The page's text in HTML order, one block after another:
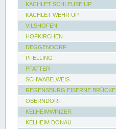
KACHLET SCHLEUSE UP
KACHLET WEHR UP
VILSHOFEN
HOFKIRCHEN
DEGGENDORF
PFELLING
PFATTER
SCHWABELWEIS
REGENSBURG EISERNE BRÜCKE
OBERNDORF
KELHEIMWINZER
KELHEIM DONAU